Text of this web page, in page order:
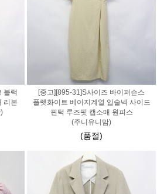
블랙
리본
[중고][895-31]S사이즈 바이퍼슨스
플렛화이트 베이지계열 입술넥 사이드
핀턱 루즈핏 캡소매 원피스
(주니유니맘)
(품절)